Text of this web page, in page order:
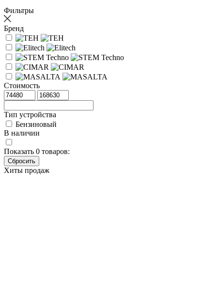
Фильтры
Бренд
Стоимость
Тип устройства
Бензиновый
В наличии
Показать 0 товаров:
Хиты продаж